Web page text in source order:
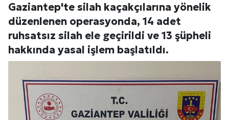
Gaziantep'te silah kaçakçılarına yönelik
düzenlenen operasyonda, 14 adet
ruhsatsız silah ele geçirildi ve 13 şüpheli
hakkında yasal işlem başlatıldı.